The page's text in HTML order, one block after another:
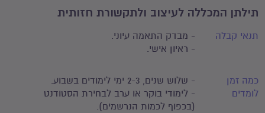
תילתן המכללה לעיצוב ולתקשורת חזותית
תנאי קבלה
- מבדק התאמה עיוני.
- ראיון אישי.
כמה זמן
לומדים
- שלוש שנים, 2-3 ימי לימודים בשבוע.
- לימודי בוקר או ערב לבחירת הסטודנט
(בכפוף לכמות הנרשמים).